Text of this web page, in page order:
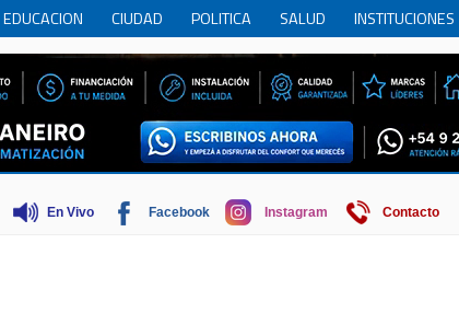
EDUCACION CIUDAD POLITICA SALUD INSTITUCIONES
MUNICIPIO COMERCIO REGION SOCIEDAD ECONOMIA
En Vivo Facebook Instagram Contacto